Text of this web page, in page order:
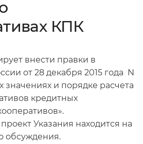
КПК
внести правки в
от 28 декабря 2015 года N
значениях и порядке расчета
кредитных
Указания находится на
обсуждения.